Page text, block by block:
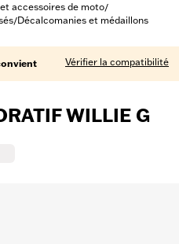
accessoires de moto/
/Décalcomanies et médaillons
Vérifier la compatibilité
WILLIE G